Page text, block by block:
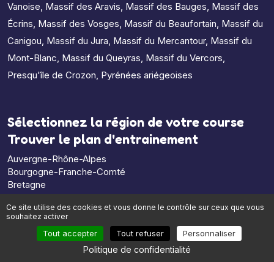
Vanoise, Massif des Aravis, Massif des Bauges, Massif des
Écrins, Massif des Vosges, Massif du Beaufortain, Massif du
Canigou, Massif du Jura, Massif du Mercantour, Massif du
Mont-Blanc, Massif du Queyras, Massif du Vercors,
Presqu'île de Crozon, Pyrénées ariégeoises
Sélectionnez la région de votre course
Trouver le plan d'entrainement
Auvergne-Rhône-Alpes
Bourgogne-Franche-Comté
Bretagne
Centre-Val de Loire
Corse
Grand Est
Guadeloupe
Ce site utilise des cookies et vous donne le contrôle sur ceux que vous
souhaitez activer
Tout accepter Tout refuser Personnaliser
Politique de confidentialité